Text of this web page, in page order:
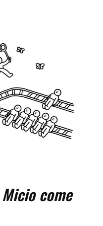
come